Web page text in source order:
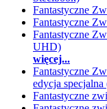
Fantastyczne
Fantastyczne
Fantastyczne
UHD)
więcej...
Fantastyczne
edycja
Fantastyczne